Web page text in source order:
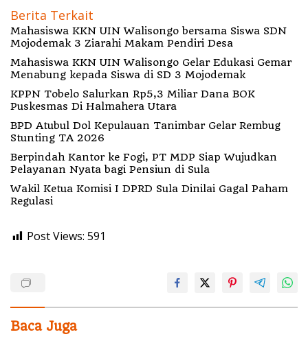
Berita Terkait
Mahasiswa KKN UIN Walisongo bersama Siswa SDN
Mojodemak 3 Ziarahi Makam Pendiri Desa
Mahasiswa KKN UIN Walisongo Gelar Edukasi Gemar
Menabung kepada Siswa di SD 3 Mojodemak
KPPN Tobelo Salurkan Rp5,3 Miliar Dana BOK
Puskesmas Di Halmahera Utara
BPD Atubul Dol Kepulauan Tanimbar Gelar Rembug
Stunting TA 2026
Berpindah Kantor ke Fogi, PT MDP Siap Wujudkan
Pelayanan Nyata bagi Pensiun di Sula
Wakil Ketua Komisi I DPRD Sula Dinilai Gagal Paham
Regulasi
Post Views: 591
Baca Juga